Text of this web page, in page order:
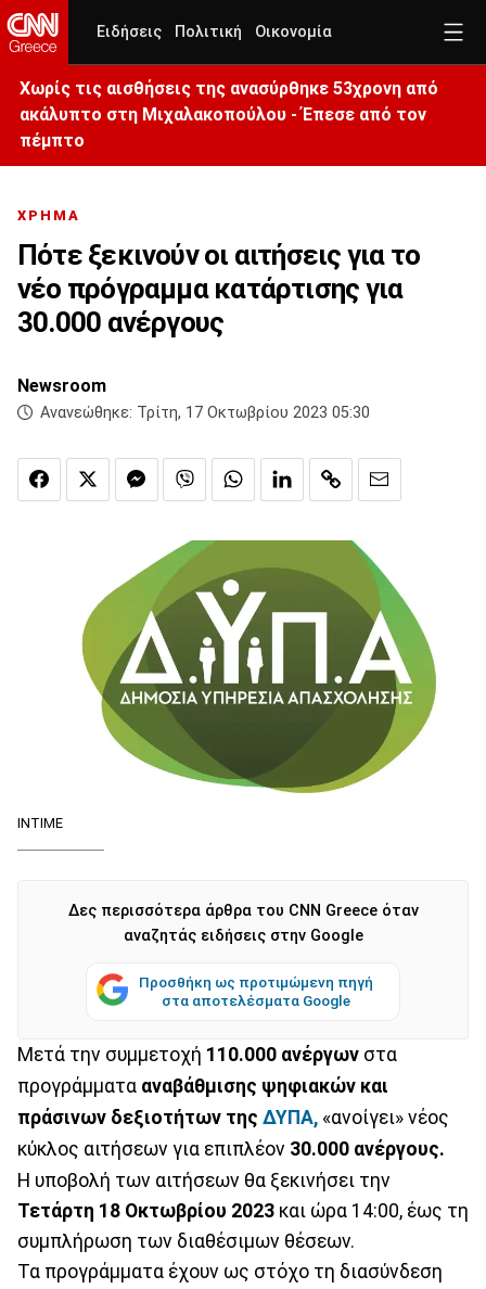
Ειδήσεις Πολιτική Οικονομία
Χωρίς τις αισθήσεις της ανασύρθηκε 53χρονη από
ακάλυπτο στη Μιχαλακοπούλου - Έπεσε από τον
πέμπτο
ΧΡΗΜΑ
Πότε ξεκινούν οι αιτήσεις για το
νέο πρόγραμμα κατάρτισης για
30.000 ανέργους
Newsroom
Ανανεώθηκε: Τρίτη, 17 Οκτωβρίου 2023 05:30
INTIME
Δες περισσότερα άρθρα του CNN Greece όταν
αναζητάς ειδήσεις στην Google
Προσθήκη ως προτιμώμενη πηγή
στα αποτελέσματα Google
Μετά την συμμετοχή 110.000 ανέργων στα
προγράμματα αναβάθμισης ψηφιακών και
πράσινων δεξιοτήτων της ΔΥΠΑ, «ανοίγει» νέος
κύκλος αιτήσεων για επιπλέον 30.000 ανέργους.
Η υποβολή των αιτήσεων θα ξεκινήσει την
Τετάρτη 18 Οκτωβρίου 2023 και ώρα 14:00, έως τη
συμπλήρωση των διαθέσιμων θέσεων.
Τα προγράμματα έχουν ως στόχο τη διασύνδεση